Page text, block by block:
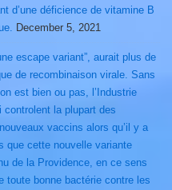
d’une déficience de vitamine B
December 5, 2021
variant”, aurait plus de
de recombinaison virale. Sans
est bien ou pas, l’Industrie
controlent la plupart des
vaccins alors qu’il y a
que cette nouvelle variante
de la Providence, en ce sens
toute bonne bactérie contre les